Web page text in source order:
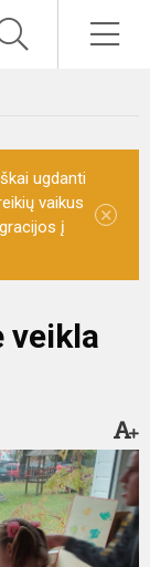
ugdanti
vaikus
į
×
veikla